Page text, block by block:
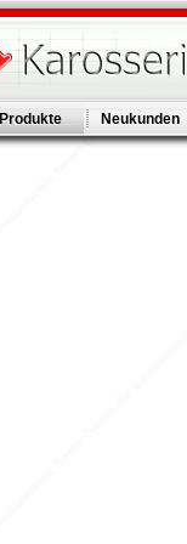
Produkte Neukunden